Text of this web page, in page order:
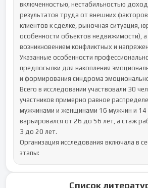
включенностью, нестабильностью
результатов труда от внешних
клиентов к сделке, рыночная ситуация,
особенности объектов недвижимости),
возникновением конфликтных и
Указанные особенности
предпосылки для накопления
и формирования синдрома
Всего в исследовании участвовали 30
участников примерно равное
мужчинами и женщинами 16 мужчин и
варьировался от 26 до 56 лет, а стаж
3 до 20 лет.
Организация исследования включала в
этапы:
Список